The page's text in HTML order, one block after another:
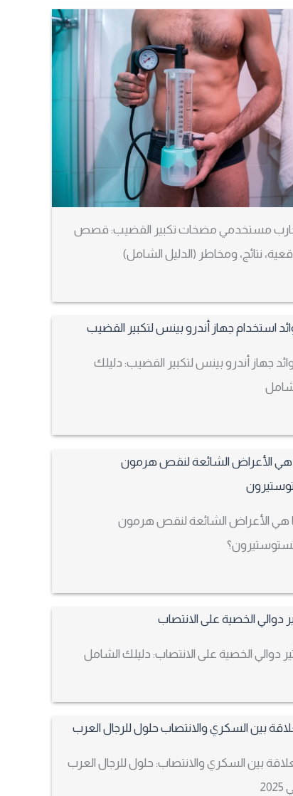
مستخدمي مضخات تكبير القضيب: قصص
نتائج، ومخاطر (الدليل الشامل)
جهاز أندرو بينس لتكبير القضيب: دليلك
هي الأعراض الشائعة لنقص هرمون
دوالي الخصية على الانتصاب: دليلك الشامل
بين السكري والانتصاب: حلول للرجال العرب